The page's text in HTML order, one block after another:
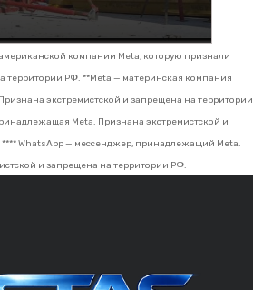
компании Meta, которую признали
территории РФ. **Meta — материнская компания
экстремистской и запрещена на территории
Meta. Признана экстремистской и
**** WhatsApp — мессенджер, принадлежащий Meta.
и запрещена на территории РФ.